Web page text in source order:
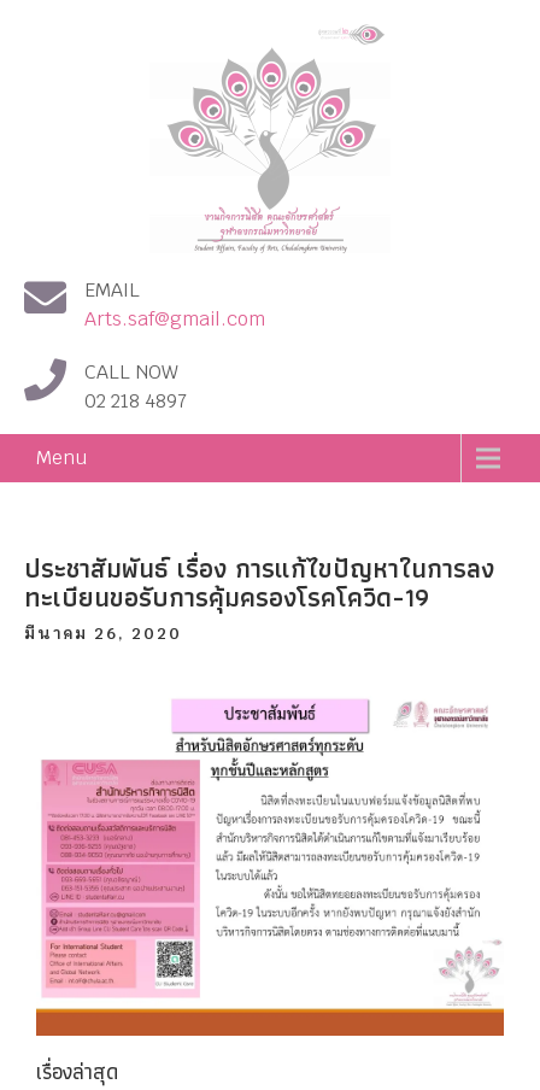
งานกิจการนิสิต คณะอักษร
ศาสตร์ จุฬาลงกรณ์
มหาวิทยาลัย
EMAIL
Arts.saf@gmail.com
CALL NOW
02 218 4897
Menu
ประชาสัมพันธ์ เรื่อง การแก้ไขปัญหาในการลง
ทะเบียนขอรับการคุ้มครองโรคโควิด-19
มีนาคม 26, 2020
เรื่องล่าสุด